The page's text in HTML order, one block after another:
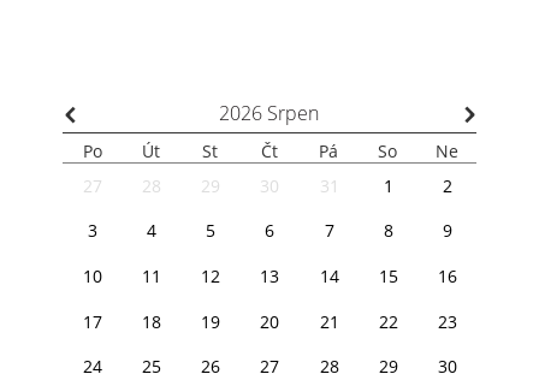
⌃ 2026 Srpen ⌃
Po Út St Čt Pá So
Ne
27
28 29 30 31 1
2
3
4 5 6 7 8
9
10
11 12 13 14 15
16
17
18 19 20 21 22
23
24
25 26 27 28 29
30